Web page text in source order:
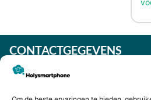
CONTACTGEGEVENS
1561 DE, Krommenie
075 641 5169